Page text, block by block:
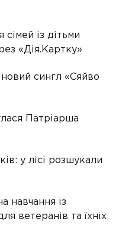
із дітьми
«Дія.Картку»
сингл «Сяйво
Патріарша
у лісі розшукали
навчання із
ветеранів та їхніх